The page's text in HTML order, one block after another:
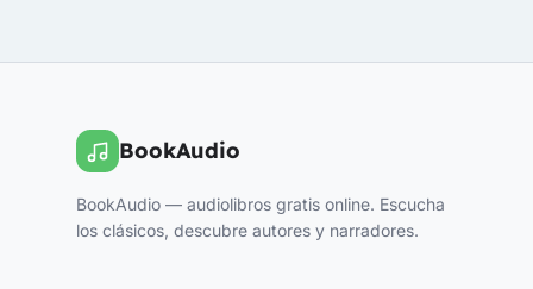
BookAudio
BookAudio — audiolibros gratis online. Escucha
los clásicos, descubre autores y narradores.